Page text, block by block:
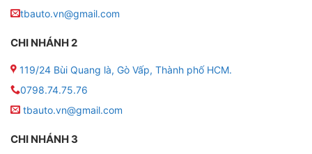
● Màn hình: Màn hình tràn viền
● Màn Hình: IPS 9 – 10 Inch
● Hệ điều hành: Android 10
● Độ phân giải 2K: 1200 x 2000
tbauto.vn@gmail.com
CHI NHÁNH 2
119/24 Bùi Quang là, Gò Vấp, Thành phố HCM.
0798.74.75.76
tbauto.vn@gmail.com
CHI NHÁNH 3